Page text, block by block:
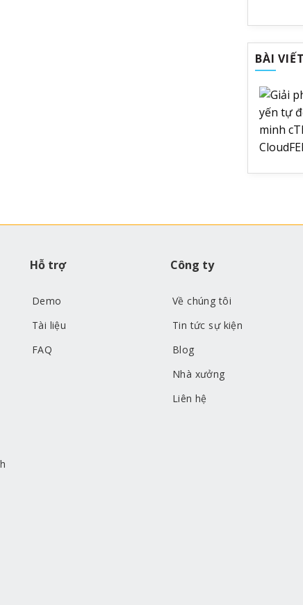
BÀI
Hỗ trợ
Demo
Tài liệu
FAQ
Công ty
Về chúng tôi
Tin tức sự kiện
Blog
Nhà xưởng
Liên hệ